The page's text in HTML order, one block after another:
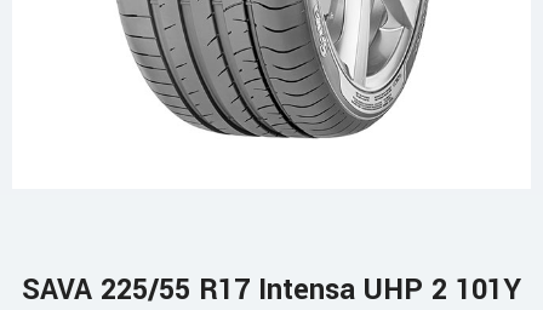
SAVA 225/55 R17 Intensa UHP 2 101Y